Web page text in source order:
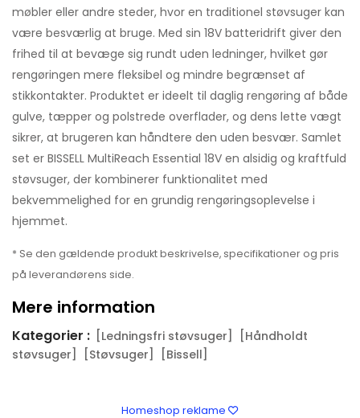
møbler eller andre steder, hvor en traditionel støvsuger kan
være besværlig at bruge. Med sin 18V batteridrift giver den
frihed til at bevæge sig rundt uden ledninger, hvilket gør
rengøringen mere fleksibel og mindre begrænset af
stikkontakter. Produktet er ideelt til daglig rengøring af både
gulve, tæpper og polstrede overflader, og dens lette vægt
sikrer, at brugeren kan håndtere den uden besvær. Samlet
set er BISSELL MultiReach Essential 18V en alsidig og kraftfuld
støvsuger, der kombinerer funktionalitet med
bekvemmelighed for en grundig rengøringsoplevelse i
hjemmet.
* Se den gældende produkt beskrivelse, specifikationer og pris
på leverandørens side.
Mere information
Kategorier : [Ledningsfri støvsuger]
[Håndholdt
støvsuger]
[Støvsuger] [Bissell]
Homeshop reklame